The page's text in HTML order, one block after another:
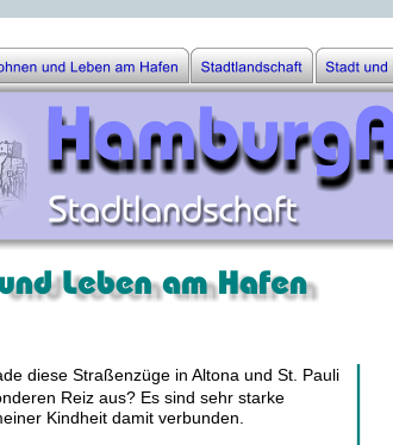
diese Straßenzüge in Altona und St. Pauli
Reiz aus? Es sind sehr starke
Kindheit damit verbunden.